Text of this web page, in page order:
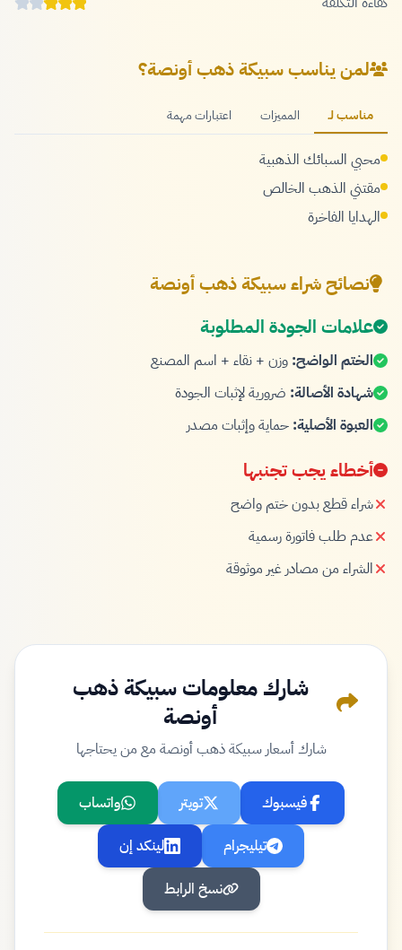
لمن يناسب سبيكة ذهب أونصة؟
مناسب لـ المميزات اعتبارات مهمة
محبي السبائك الذهبية
مقتني الذهب الخالص
الهدايا الفاخرة
نصائح شراء سبيكة ذهب أونصة
علامات الجودة المطلوبة
الختم الواضح: وزن + نقاء + اسم المصنع
شهادة الأصالة: ضرورية لإثبات الجودة
العبوة الأصلية: حماية وإثبات مصدر
أخطاء يجب تجنبها
شراء قطع بدون ختم واضح
عدم طلب فاتورة رسمية
الشراء من مصادر غير موثوقة
شارك معلومات سبيكة ذهب
أونصة
شارك أسعار سبيكة ذهب أونصة مع من يحتاجها
فيسبوك تويتر
واتساب
تيليجرام
لينكد إن
نسخ الرابط